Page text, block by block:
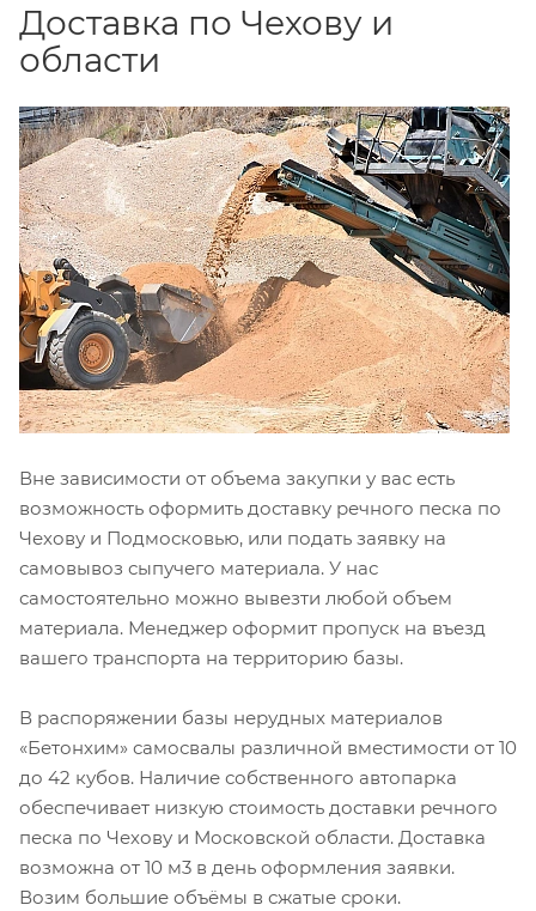
Доставка по Чехову и
области
Вне зависимости от объема закупки у вас есть
возможность оформить доставку речного песка по
Чехову и Подмосковью, или подать заявку на
самовывоз сыпучего материала. У нас
самостоятельно можно вывезти любой объем
материала. Менеджер оформит пропуск на въезд
вашего транспорта на территорию базы.
В распоряжении базы нерудных материалов
«Бетонхим» самосвалы различной вместимости от 10
до 42 кубов. Наличие собственного автопарка
обеспечивает низкую стоимость доставки речного
песка по Чехову и Московской области. Доставка
возможна от 10 м3 в день оформления заявки.
Возим большие объёмы в сжатые сроки.